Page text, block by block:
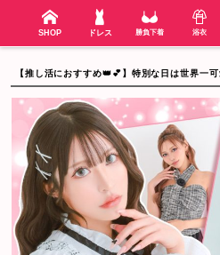
SHOP ドレス 勝負下着 浴衣
【推し活におすすめ👑💕】特別な日は世界一